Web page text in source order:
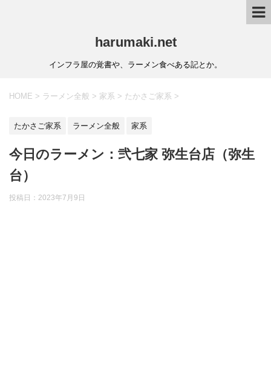
harumaki.net
インフラ屋の覚書や、ラーメン食べある記とか。
HOME > ラーメン全般 > 家系 > たかさご家系 >
たかさご家系 ラーメン全般 家系
今日のラーメン：弐七家 弥生台店（弥生
台）
投稿日：2023年7月9日